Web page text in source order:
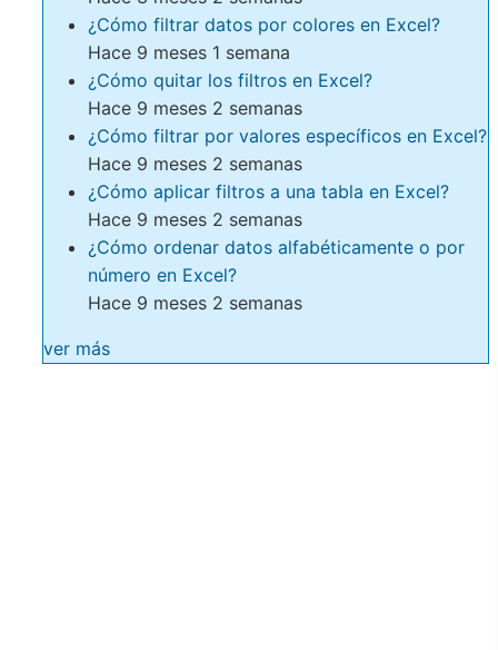
¿Cómo filtrar datos por colores en Excel?
Hace 9 meses 1 semana
¿Cómo quitar los filtros en Excel?
Hace 9 meses 2 semanas
¿Cómo filtrar por valores específicos en Excel?
Hace 9 meses 2 semanas
¿Cómo aplicar filtros a una tabla en Excel?
Hace 9 meses 2 semanas
¿Cómo ordenar datos alfabéticamente o por
número en Excel?
Hace 9 meses 2 semanas
ver más